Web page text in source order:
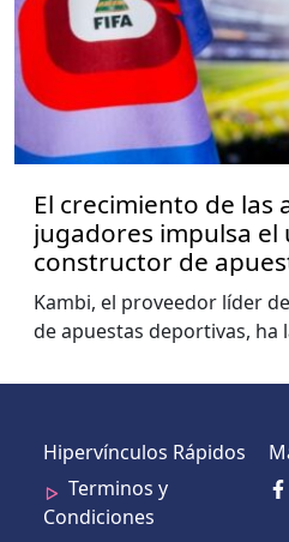
El crecimiento de las
jugadores impulsa el
constructor de
niveles, muestra el
del Mundo de Kambi
Kambi, el proveedor líder
de apuestas deportivas, ha
Hipervínculos Rápidos
Terminos y
Condiciones